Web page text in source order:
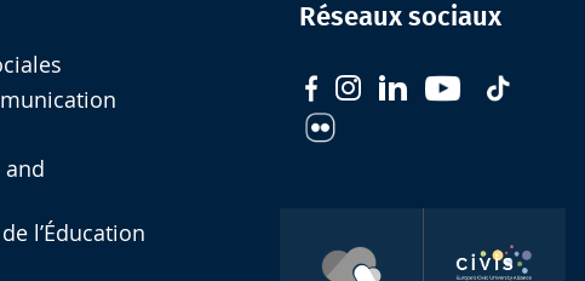
and
l’Éducation
Réseaux sociaux